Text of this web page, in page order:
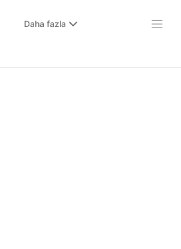
Daha fazla